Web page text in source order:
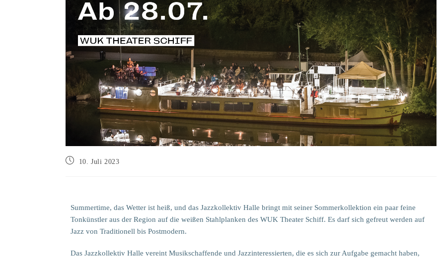
10. Juli 2023
Summertime, das Wetter ist heiß, und das Jazzkollektiv Halle bringt mit seiner Sommerkollektion ein paar feine
Tonkünstler aus der Region auf die weißen Stahlplanken des WUK Theater Schiff. Es darf sich gefreut werden auf
Jazz von Traditionell bis Postmodern.
Das Jazzkollektiv Halle vereint Musikschaffende und Jazzinteressierten, die es sich zur Aufgabe gemacht haben,